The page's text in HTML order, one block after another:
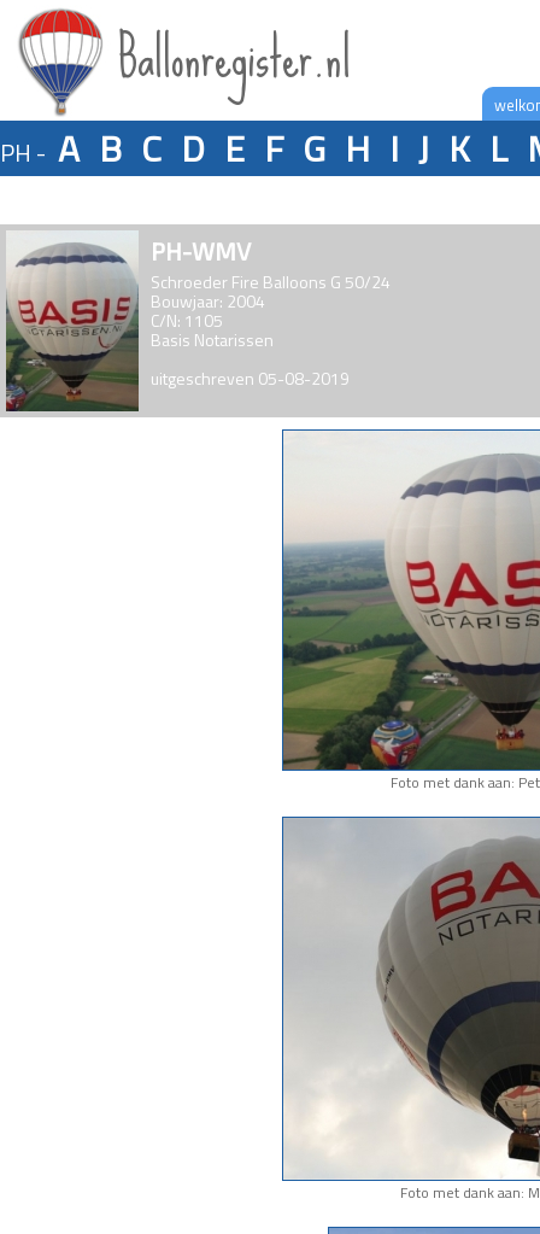
Ballonregister.nl
PH - A B C D E F G H I J K L
PH-WMV
Schroeder Fire Balloons G 50/24
Bouwjaar: 2004
C/N: 1105
Basis Notarissen
uitgeschreven 05-08-2019
Foto met dank aan:
Foto met dank aan: